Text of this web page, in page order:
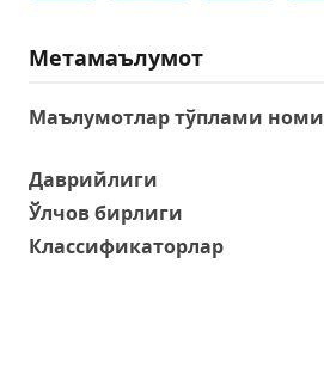
Метамаълумот
Маълумотлар тўплами номи
Даврийлиги
Ўлчов бирлиги
Классификаторлар